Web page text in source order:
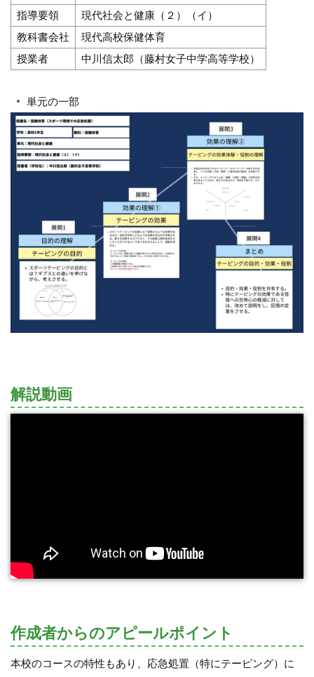
指導要領
現代社会と健康（２）（イ）
教科書会社
現代高校保健体育
授業者
中川信太郎（藤村女子中学高等学校）
単元の一部
解説動画
作成者からのアピールポイント
本校のコースの特性もあり、応急処置（特にテーピング）に